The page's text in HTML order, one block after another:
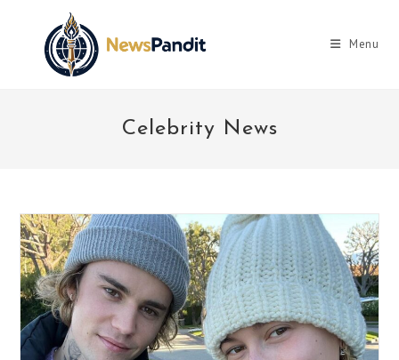
Menu
Celebrity News